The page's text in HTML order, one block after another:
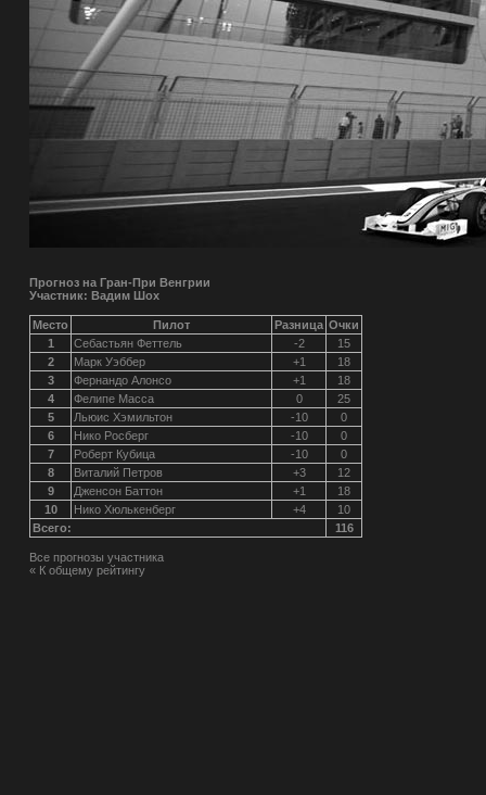
Прогноз на Гран-При Венгрии
Участник: Вадим Шох
Место Пилот Разница Очки
1
Себастьян Феттель -2
15
2
Марк Уэббер +1
18
3
Фернандо Алонсо +1
18
4
Фелипе Масса 0
25
5
Льюис Хэмильтон -10
0
6
Нико Росберг -10
0
7
Роберт Кубица -10
0
8
Виталий Петров +3
12
9
Дженсон Баттон +1
18
10
Нико Хюлькенберг +4
10
Всего:
116
Все прогнозы участника
« К общему рейтингу